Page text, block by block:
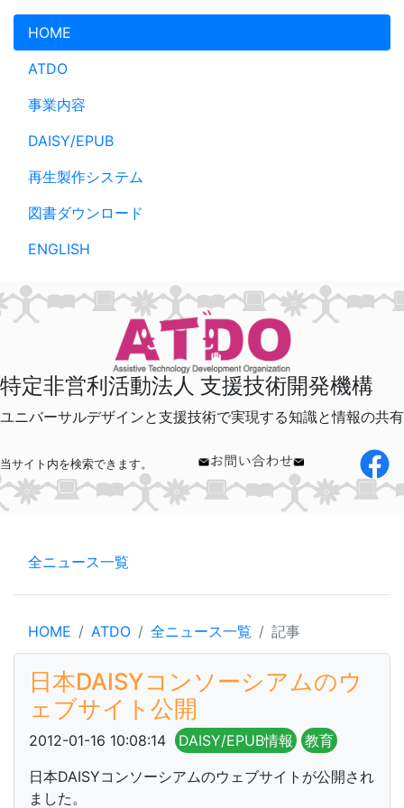
メインコンテンツへスキップ
HOME
ATDO
事業内容
DAISY/EPUB
再生製作システム
図書ダウンロード
ENGLISH
特定非営利活動法人 支援技術開発機構
ユニバーサルデザインと支援技術で実現する知識と情報の共有
当サイト内を検索できます。
全ニュース一覧
HOME ATDO 全ニュース一覧 記事
日本DAISYコンソーシアムのウ
ェブサイト公開
2012-01-16 10:08:14 DAISY/EPUB情報
教育
日本DAISYコンソーシアムのウェブサイトが公開され
ました。